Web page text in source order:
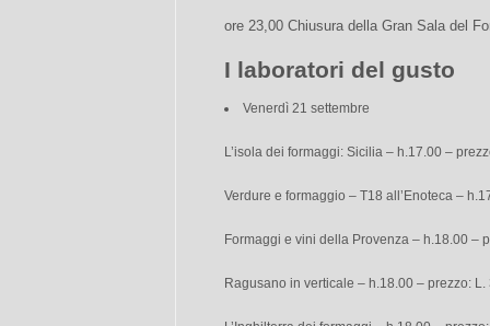
ore 23,00 Chiusura della Gran Sala del
I laboratori del gusto
Venerdì 21 settembre
L’isola dei formaggi: Sicilia – h.17.00 –
Verdure e formaggio – T18 all’Enoteca –
Formaggi e vini della Provenza – h.18.00 –
Ragusano in verticale – h.18.00 – prezzo: L.